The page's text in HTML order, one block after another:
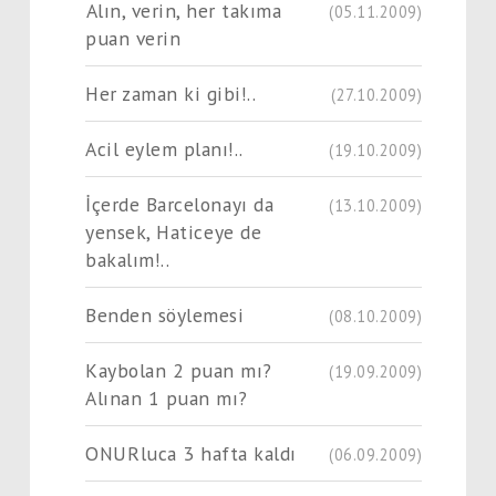
Alın, verin, her takıma
puan verin
(05.11.2009)
Her zaman ki gibi!.. (27.10.2009)
Acil eylem planı!.. (19.10.2009)
İçerde Barcelonayı da
yensek, Haticeye de
bakalım!..
(13.10.2009)
Benden söylemesi (08.10.2009)
Kaybolan 2 puan mı?
Alınan 1 puan mı?
(19.09.2009)
ONURluca 3 hafta kaldı (06.09.2009)